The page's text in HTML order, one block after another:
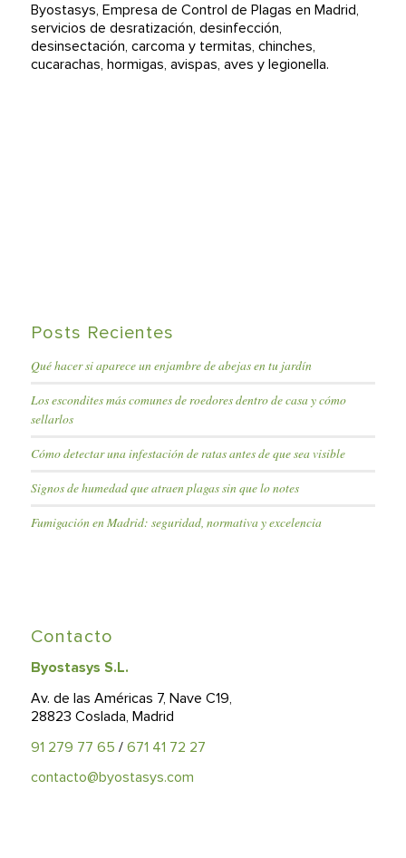
Byostasys, Empresa de Control de Plagas en Madrid,
servicios de desratización, desinfección,
desinsectación, carcoma y termitas, chinches,
cucarachas, hormigas, avispas, aves y legionella.
Posts Recientes
Qué hacer si aparece un enjambre de abejas en tu jardín
Los escondites más comunes de roedores dentro de casa y cómo
sellarlos
Cómo detectar una infestación de ratas antes de que sea visible
Signos de humedad que atraen plagas sin que lo notes
Fumigación en Madrid: seguridad, normativa y excelencia
Contacto
Byostasys S.L.
Av. de las Américas 7, Nave C19,
28823 Coslada, Madrid
91 279 77 65 / 671 41 72 27
contacto@byostasys.com